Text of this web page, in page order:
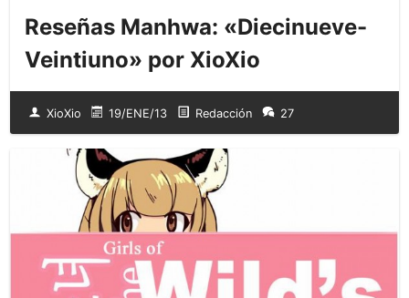
Reseñas Manhwa: «Diecinueve-
Veintiuno» por XioXio
XioXio 19/ENE/13 Redacción 27